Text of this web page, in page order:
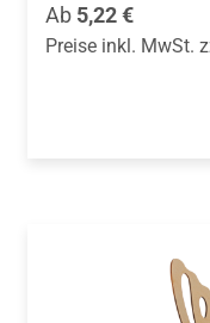
Regulärer Preis:
Ab 5,22 €
Preise inkl. MwSt.